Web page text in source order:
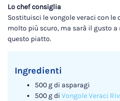
Lo chef consiglia
Sostituisci le vongole veraci con le
molto più scuro, ma sarà il gusto
questo piatto.
Ingredienti
500 g di asparagi
500 g di Vongole Veraci